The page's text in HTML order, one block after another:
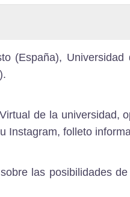
(España), Universidad
.
de la universidad,
Instagram, folleto
las posibilidades